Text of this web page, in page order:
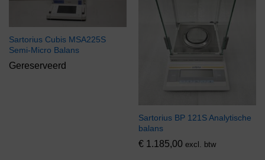
Sartorius Cubis MSA225S
Semi-Micro Balans
Gereserveerd
Sartorius BP 121S Analytische
balans
€ 1.185,00 excl. btw